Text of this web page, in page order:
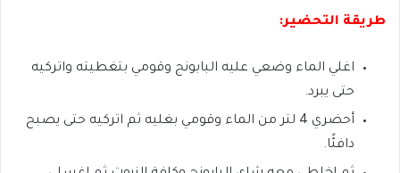
طريقة التحضير:
اغلي الماء وضعي عليه البابونج وقومي بتغطيته واتركيه
حتى يبرد.
أحضري 4 لتر من الماء وقومي بغليه ثم اتركيه حتى يصبح
دافئًا.